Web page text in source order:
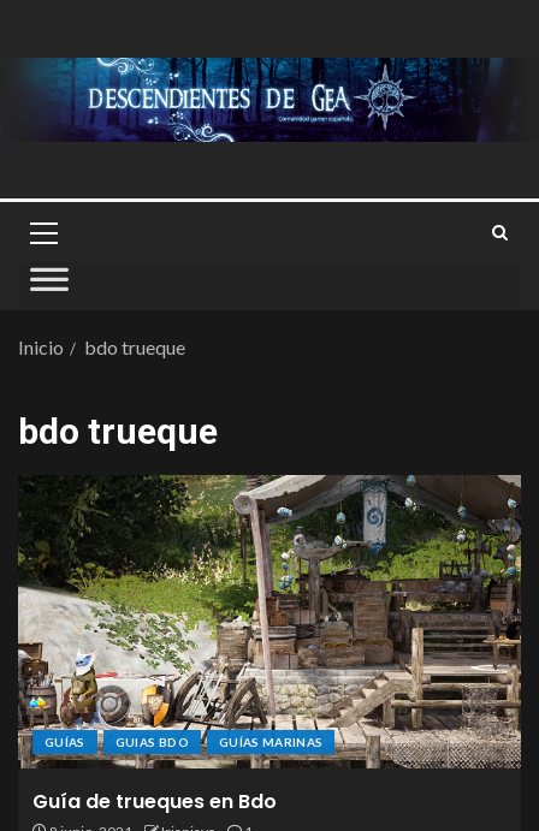
Inicio bdo trueque
bdo trueque
GUÍAS GUIAS BDO GUÍAS MARINAS
Guía de trueques en Bdo